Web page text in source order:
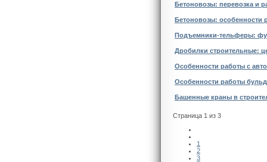
Бетоновозы: перевозка и
Бетоновозы: особенности
Подъемники-тельферы:
Дробилки строительные:
Особенности работы с
Особенности работы
Башенные краны в
Страница 1 из 3
1
2
3